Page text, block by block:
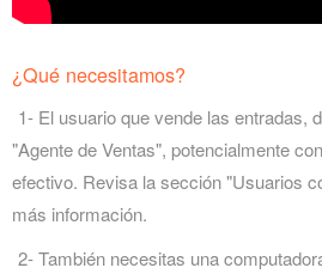
¿Qué necesitamos?
1- El usuario que vende las entradas,
"Agente de Ventas", potencialmente
efectivo. Revisa la sección "Usuarios
más información.
2- También necesitas una